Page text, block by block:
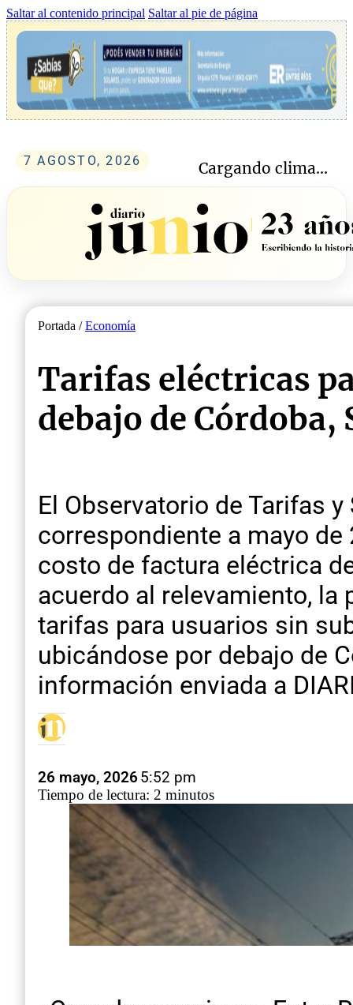
Saltar al contenido principal Saltar al pie de página
7 AGOSTO, 2026 Cargando clima...
Portada /Economía
Tarifas eléctricas
debajo de Córdoba,
El Observatorio de Tarifas
correspondiente a mayo
costo de factura eléctrica
acuerdo al relevamiento, la
tarifas para usuarios sin
ubicándose por debajo de
información enviada a
26 mayo, 20265:52 pm
Tiempo de lectura: 2 minutos